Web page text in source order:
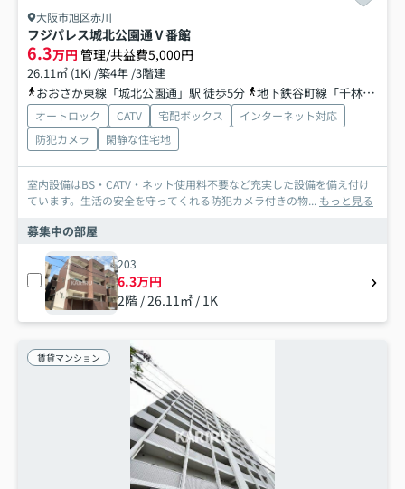
大阪市旭区赤川
フジパレス城北公園通Ⅴ番館
6.3万円 管理/共益費5,000円
26.11㎡ (1K) /築4年 /3階建
おおさか東線「城北公園通」駅 徒歩5分
地下鉄谷町線「千林大宮」駅 徒歩22分
オートロック CATV 宅配ボックス
インターネット対応
防犯カメラ
閑静な住宅地
室内設備はBS・CATV・ネット使用料不要など充実した設備を備え付け
ています。生活の安全を守ってくれる防犯カメラ付きの物... もっと見る
募集中の部屋
203
6.3万円
2階 / 26.11㎡ / 1K
賃貸マンション